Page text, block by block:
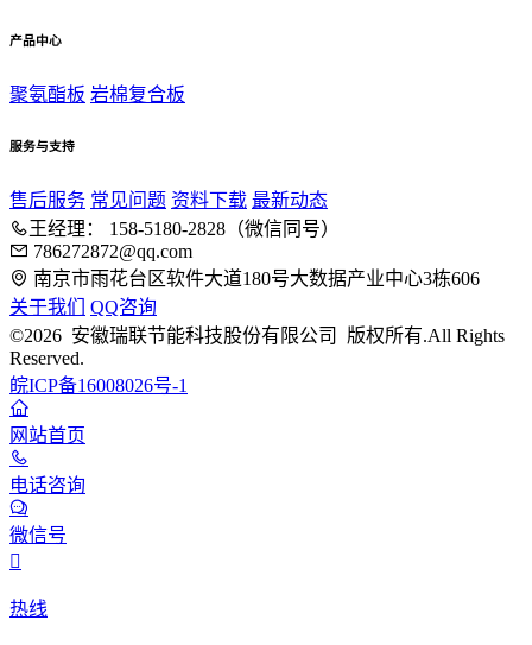
产品中心
聚氨酯板 岩棉复合板
服务与支持
售后服务 常见问题 资料下载 最新动态
王经理： 158-5180-2828（微信同号）
786272872@qq.com
南京市雨花台区软件大道180号大数据产业中心3栋606
关于我们
QQ咨询
©2026 安徽瑞联节能科技股份有限公司 版权所有.All Rights
Reserved.
皖ICP备16008026号-1
网站首页
电话咨询
微信号

热线